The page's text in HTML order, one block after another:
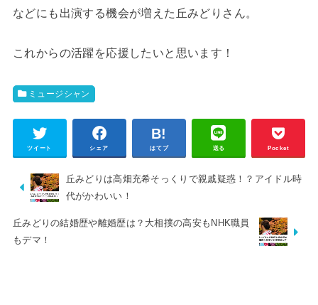
などにも出演する機会が増えた丘みどりさん。
これからの活躍を応援したいと思います！
ミュージシャン
ツイート シェア はてブ 送る Pocket
丘みどりは高畑充希そっくりで親戚疑惑！？アイドル時
代がかわいい！
丘みどりの結婚歴や離婚歴は？大相撲の高安もNHK職員
もデマ！